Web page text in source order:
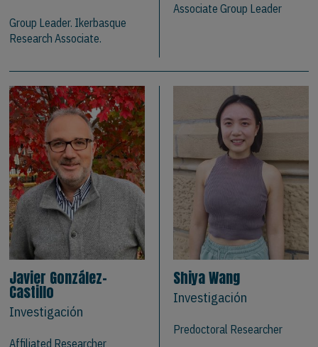
Group Leader. Ikerbasque
Research Associate.
Associate Group Leader
Javier González-
Castillo
Investigación
Affiliated Researcher
Shiya Wang
Investigación
Predoctoral Researcher